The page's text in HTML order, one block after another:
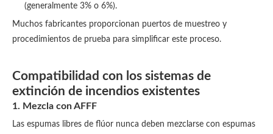
(generalmente 3% o 6%).
Muchos fabricantes proporcionan puertos de muestreo y
procedimientos de prueba para simplificar este proceso.
Compatibilidad con los sistemas de
extinción de incendios existentes
1. Mezcla con AFFF
Las espumas libres de flúor nunca deben mezclarse con espumas